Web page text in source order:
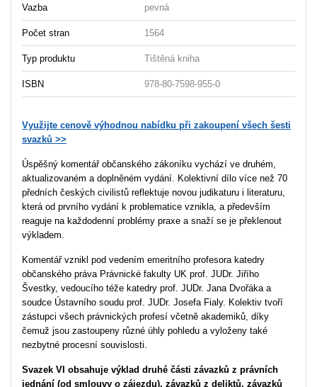
Vazba pevná
Počet stran 1564
Typ produktu Tištěná kniha
ISBN 978-80-7598-955-0
Využijte cenově výhodnou nabídku při zakoupení všech šesti
svazků >>
Úspěšný komentář občanského zákoníku vychází ve druhém,
aktualizovaném a doplněném vydání. Kolektivní dílo více než 70
předních českých civilistů reflektuje novou judikaturu i literaturu,
která od prvního vydání k problematice vznikla, a především
reaguje na každodenní problémy praxe a snaží se je překlenout
výkladem.
Komentář vznikl pod vedením emeritního profesora katedry
občanského práva Právnické fakulty UK prof. JUDr. Jiřího
Švestky, vedoucího téže katedry prof. JUDr. Jana Dvořáka a
soudce Ústavního soudu prof. JUDr. Josefa Fialy. Kolektiv tvoří
zástupci všech právnických profesí včetně akademiků, díky
čemuž jsou zastoupeny různé úhly pohledu a vyloženy také
nezbytné procesní souvislosti.
Svazek VI obsahuje výklad druhé části závazků z právních
jednání (od smlouvy o zájezdu), závazků z deliktů, závazků